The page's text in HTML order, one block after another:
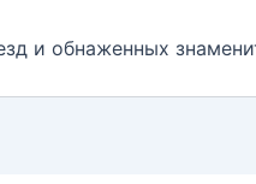
и обнаженных